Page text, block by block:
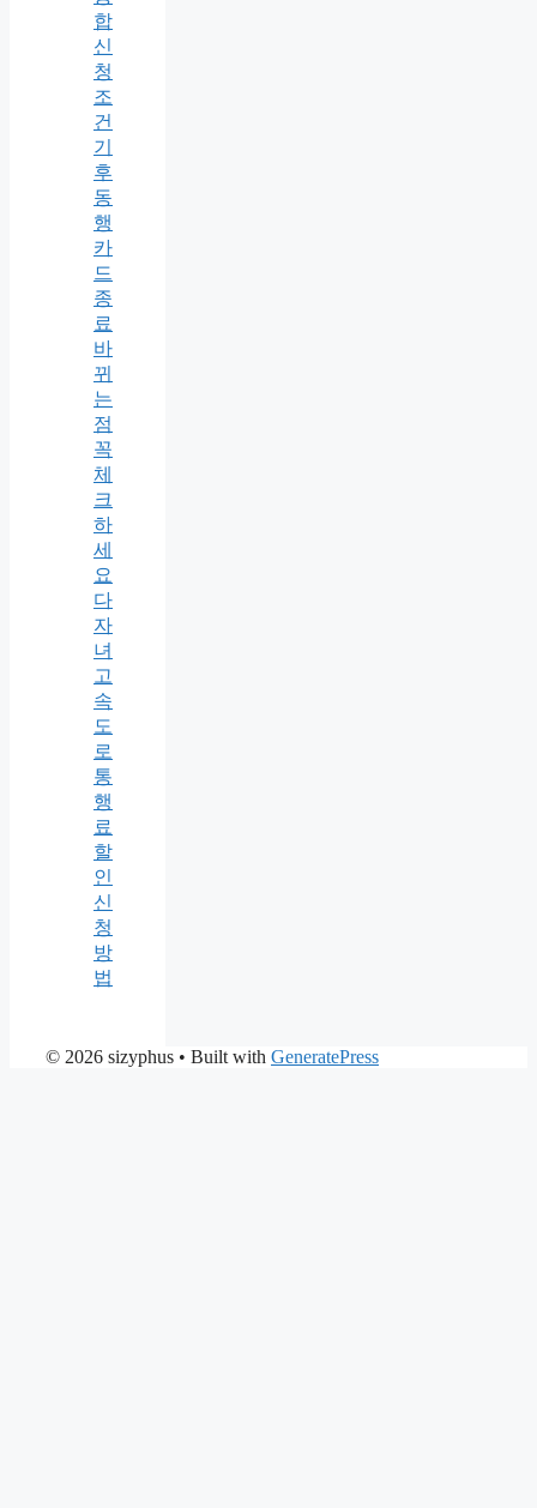
합
신
청
조
건
기
후
동
행
카
드
종
료
바
뀌
는
점
꼭
체
크
하
세
요
다
자
녀
고
속
도
로
통
행
료
할
인
신
청
방
법
© 2026 sizyphus • Built with GeneratePress